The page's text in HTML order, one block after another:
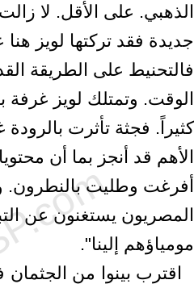
الذهبي. على الأقل. لا زالت
جديدة فقد تركتها لويز
فالتحنيط على الطريقة
الوقت. وتمتلك لويز غرفة
كثيراً. فجثة تأثرت بالرودة
الأهم قد أنجز بما أن
أفرغت وطليت بالنطرون.
المصريون يستغنون عن
مومياؤهم إلينا".
اقترب بينوا من الجثمان